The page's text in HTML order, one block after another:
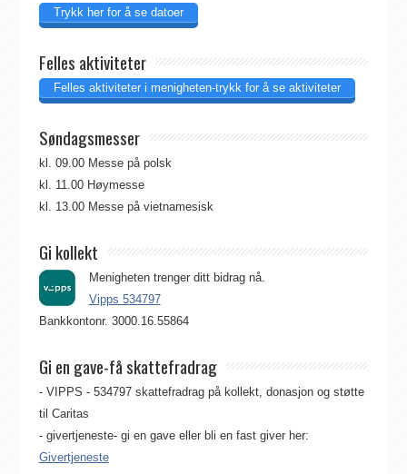
Trykk her for å se datoer
Felles aktiviteter
Felles aktiviteter i menigheten-trykk for å se aktiviteter
Søndagsmesser
kl. 09.00 Messe på polsk
kl. 11.00 Høymesse
kl. 13.00 Messe på vietnamesisk
Gi kollekt
Menigheten trenger ditt bidrag nå.
Vipps 534797
Bankkontonr. 3000.16.55864
Gi en gave-få skattefradrag
- VIPPS - 534797 skattefradrag på kollekt, donasjon og støtte
til Caritas
- givertjeneste- gi en gave eller bli en fast giver her:
Givertjeneste